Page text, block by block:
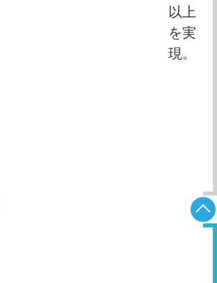
以上
を実
現。